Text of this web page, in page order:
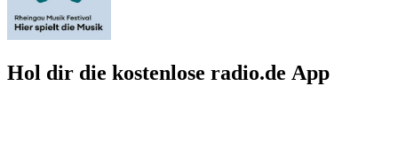
Hol dir die kostenlose radio.de App